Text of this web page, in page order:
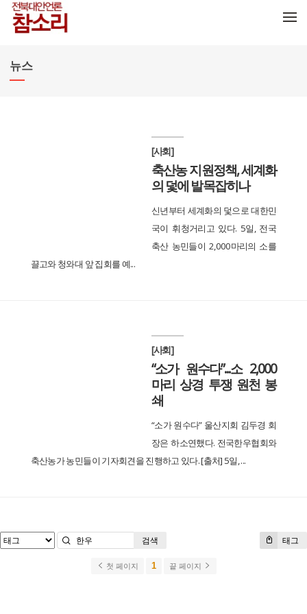
뉴스
[사회]
축산농 지원정책, 세계화
의 덫에 발목잡히나
신년부터 세계화의 덫으로 대한민
국이 휘청거리고 있다. 5일, 전국
축산 농민들이 2,000마리의 소를
끌고와 청와대 앞 집회를 예...
[사회]
“소가 원수다”...소 2,000
마리 상경 투쟁 원천 봉
쇄
“소가 원수다” 울산지회 김두경 회
장은 하소연했다. 전국한우협회와
축산농가 농민들이 기자회견을 진행하고 있다. [출처] 5일, ...
태그
검색
첫 페이지 1 끝 페이지